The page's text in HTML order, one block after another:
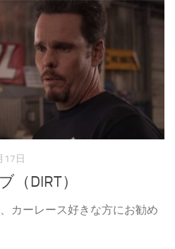
17日
DIRT）
、カーレース好きな方にお勧め